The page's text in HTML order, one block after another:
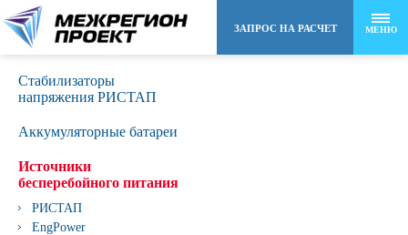
МЕНЮ
ЗАПРОС НА РАСЧЕТ
8 (495) 258-48-22
Стабилизаторы
напряжения РИСТАП
Аккумуляторные батареи
Источники
бесперебойного питания
РИСТАП
EngPower